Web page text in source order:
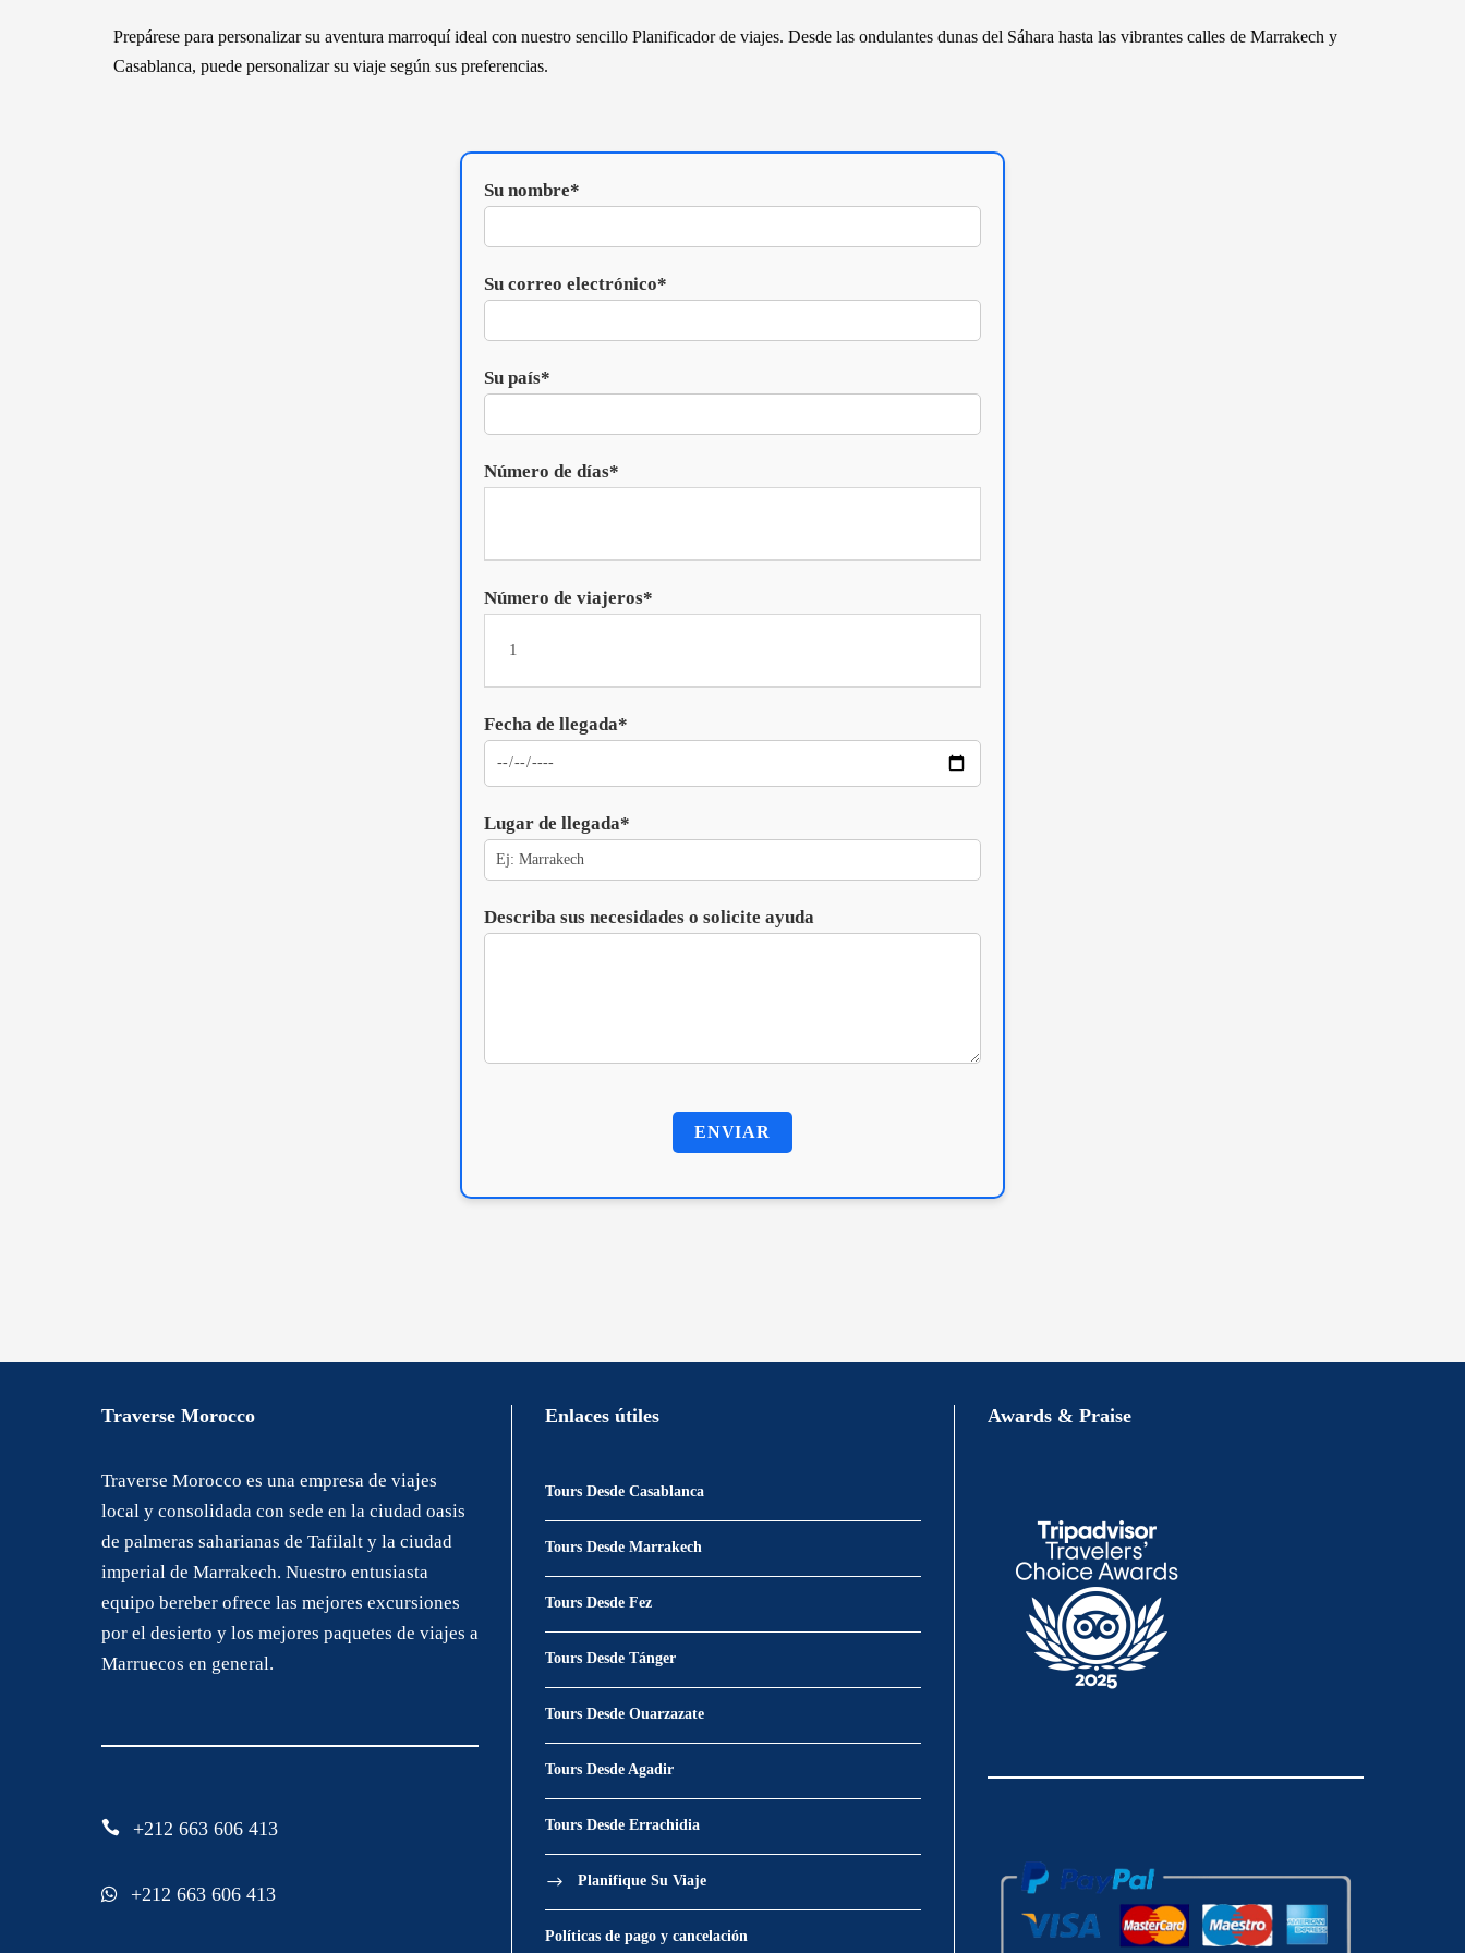
Prepárese para personalizar su aventura marroquí ideal con nuestro sencillo Planificador de viajes. Desde las ondulantes dunas del Sáhara hasta las vibrantes calles de Marrakech y
Casablanca, puede personalizar su viaje según sus preferencias.
Su nombre*
Su correo electrónico*
Su país*
Número de días*
Número de viajeros*
Fecha de llegada*
Lugar de llegada*
Describa sus necesidades o solicite ayuda
Traverse Morocco
Traverse Morocco es una empresa de viajes
local y consolidada con sede en la ciudad oasis
de palmeras saharianas de Tafilalt y la ciudad
imperial de Marrakech. Nuestro entusiasta
equipo bereber ofrece las mejores excursiones
por el desierto y los mejores paquetes de viajes a
Marruecos en general.
+212 663 606 413
+212 663 606 413
Enlaces útiles
Tours Desde Casablanca
Tours Desde Marrakech
Tours Desde Fez
Tours Desde Tánger
Tours Desde Ouarzazate
Tours Desde Agadir
Tours Desde Errachidia
Planifique Su Viaje
Políticas de pago y cancelación
Awards & Praise